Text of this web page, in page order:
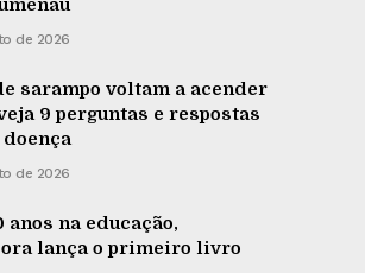
de 2026
sarampo voltam a acender
9 perguntas e respostas
doença
de 2026
anos na educação,
lança o primeiro livro